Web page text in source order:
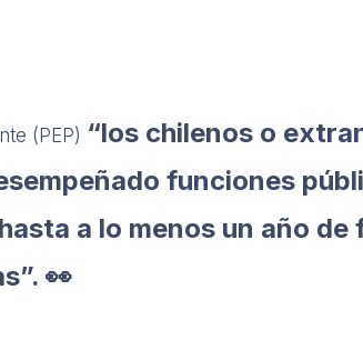
(PEP) “los chilenos o
funciones
a lo menos un año de
👀